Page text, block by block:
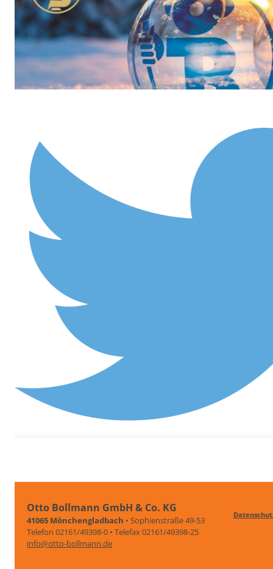
Otto Bollmann GmbH & Co. KG
41065 Mönchengladbach • Sophienstraße 49-53
Telefon 02161/49398-0 • Telefax 02161/49398-25
info@otto-bollmann.de